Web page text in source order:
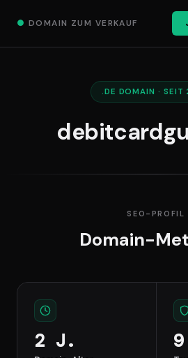
● DOMAIN ZUM VERKAUF
.DE DOMAIN ·
SEO-PROFIL
Domain-
2 J. 9